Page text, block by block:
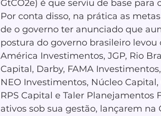
GtCO2e) é que serviu de base para
Por conta disso, na prática as
de o governo ter anunciado que
postura do governo brasileiro
América Investimentos, JGP, Rio
Capital, Darby, FAMA
NEO Investimentos, Núcleo
RPS Capital e Taler Planejamentos
ativos sob sua gestão, lançarem